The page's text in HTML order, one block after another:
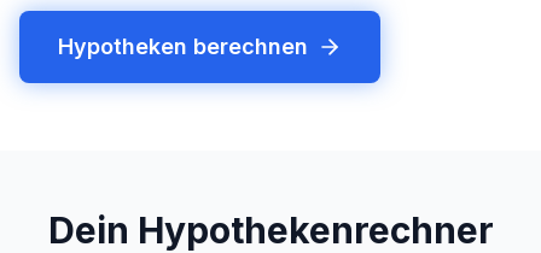
Hypotheken berechnen
Dein Hypothekenrechner